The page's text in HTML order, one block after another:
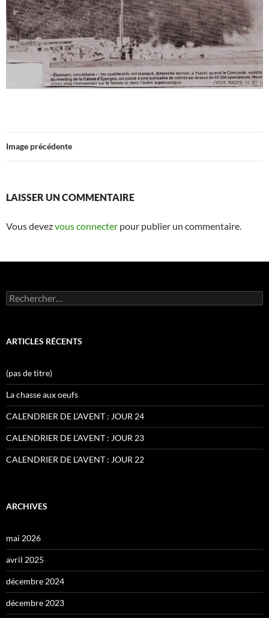
Image précédente
LAISSER UN COMMENTAIRE
Vous devezvous connecter pour publier un commentaire.
Rechercher :
ARTICLES RÉCENTS
(pas de titre)
La chasse aux oeufs
CALENDRIER DE L’AVENT : JOUR 24
CALENDRIER DE L’AVENT : JOUR 23
CALENDRIER DE L’AVENT : JOUR 22
ARCHIVES
mai 2026
avril 2025
décembre 2024
décembre 2023